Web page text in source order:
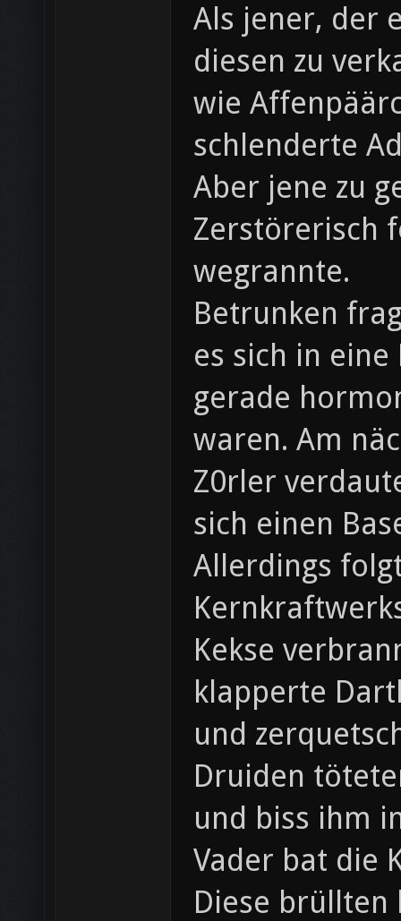
Als jener, der
diesen zu
wie
schlenderte
Aber jene zu
Zerstörerisch
wegrannte.
Betrunken
es sich in
gerade
waren. Am
Z0rler
sich einen
Allerdings
Kekse
klapperte
und
Druiden
und biss ihm
Vader bat die
Diese brüllten